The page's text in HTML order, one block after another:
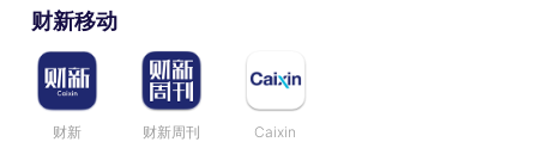
财新移动
财新 财新周刊 Caixin